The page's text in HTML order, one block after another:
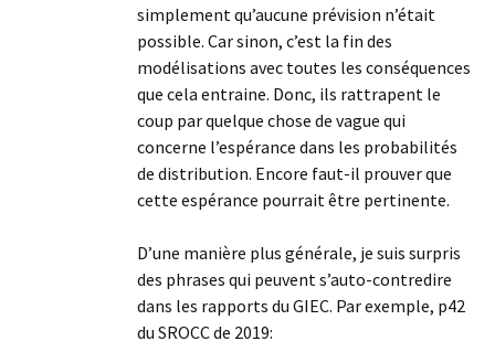
simplement qu’aucune prévision n’était
possible. Car sinon, c’est la fin des
modélisations avec toutes les conséquences
que cela entraine. Donc, ils rattrapent le
coup par quelque chose de vague qui
concerne l’espérance dans les probabilités
de distribution. Encore faut-il prouver que
cette espérance pourrait être pertinente.
D’une manière plus générale, je suis surpris
des phrases qui peuvent s’auto-contredire
dans les rapports du GIEC. Par exemple, p42
du SROCC de 2019: